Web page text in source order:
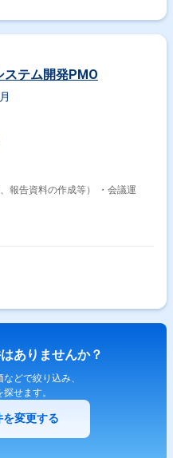
ステム開発PMO
報告資料の作成等） ・会議運
ありませんか？
どで絞り込み、
せます。
変更する